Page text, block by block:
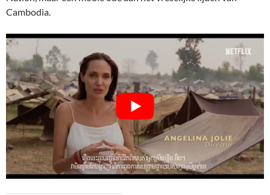
Cambodia.